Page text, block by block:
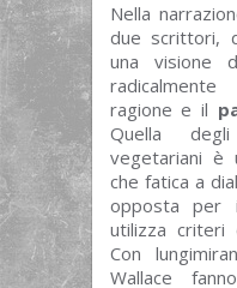
Nella
due scrittori,
una visione
ragione e il
Quella
vegetariani è
che fatica a
opposta per
utilizza criteri
Con
Wallace